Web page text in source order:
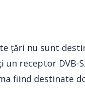
țări nu sunt
receptor DVB-
fiind destinate